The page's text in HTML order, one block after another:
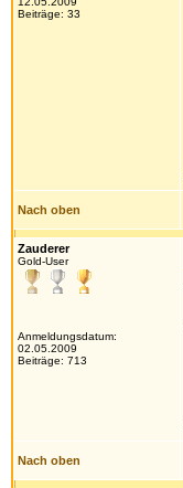
Beiträge: 33
Nach oben
Zauderer
Gold-User
Anmeldungsdatum:
02.05.2009
Beiträge: 713
Nach oben